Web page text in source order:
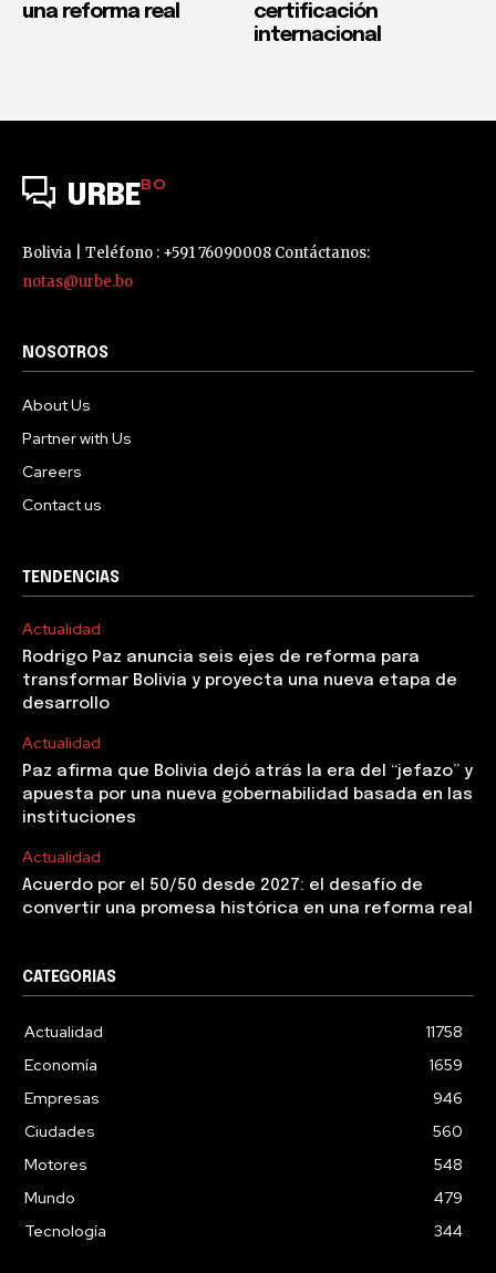
una reforma real
certificación
internacional
URBEBO
Bolivia | Teléfono : +591 76090008 Contáctanos:
notas@urbe.bo
NOSOTROS
About Us
Partner with Us
Careers
Contact us
TENDENCIAS
Actualidad
Rodrigo Paz anuncia seis ejes de reforma para
transformar Bolivia y proyecta una nueva etapa de
desarrollo
Actualidad
Paz afirma que Bolivia dejó atrás la era del “jefazo” y
apuesta por una nueva gobernabilidad basada en las
instituciones
Actualidad
Acuerdo por el 50/50 desde 2027: el desafío de
convertir una promesa histórica en una reforma real
CATEGORIAS
Actualidad
11758
Economía
1659
Empresas
946
Ciudades
560
Motores
548
Mundo
479
Tecnología
344